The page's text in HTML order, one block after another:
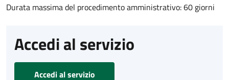
Durata massima del procedimento amministrativo: 60 giorni
Accedi al servizio
Accedi al servizio